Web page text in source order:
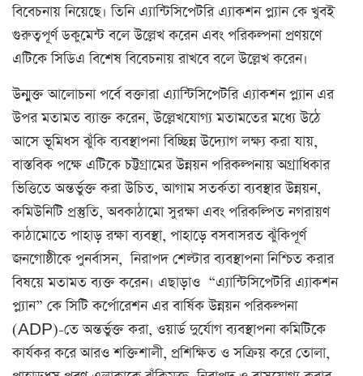
বিবেচনায় নিয়েছে। তিনি এ্যান্টিসিপেটরি এ্যাকশন প্ল্যান কে খুবই
গুরুত্বপূর্ণ ডকুমেন্ট বলে উল্লেখ করেন এবং পরিকল্পনা প্রণয়ণে
এটিকে সিডিএ বিশেষ বিবেচনায় রাখবে বলে উল্লেখ করেন।
উন্মুক্ত আলোচনা পর্বে বক্তারা এ্যান্টিসিপেটরি এ্যাকশন প্ল্যান এর
উপর মতামত ব্যাক্ত করেন, উল্লেখযোগ্য মতামতের মধ্যে উঠে
আসে ভূমিধস ঝুঁকি ব্যবস্থাপনা বিচ্ছিন্ন উদ্যোগ লক্ষ্য করা যায়,
বাস্তবিক পক্ষে এটিকে চট্টগ্রামের উন্নয়ন পরিকল্পনায় অগ্রাধিকার
ভিত্তিতে অন্তর্ভুক্ত করা উচিত, আগাম সতর্কতা ব্যবস্থার উন্নয়ন,
কমিউনিটি প্রস্তুতি, অবকাঠামো সুরক্ষা এবং পরিকল্পিত নগরায়ণ
কাঠামোতে পাহাড় রক্ষা ব্যবস্থা, পাহাড়ে বসবাসরত ঝুঁকিপূর্ণ
জনগোষ্ঠীকে পুনর্বাসন, নিরাপদ শেল্টার ব্যবস্থাপনা নিশ্চিত করার
বিষয়ে মতামত ব্যক্ত করেন। এছাড়াও “এ্যান্টিসিপেটরি এ্যাকশন
প্ল্যান” কে সিটি কর্পোরেশন এর বার্ষিক উন্নয়ন পরিকল্পনা
(ADP)-তে অন্তর্ভুক্ত করা, ওয়ার্ড দুর্যোগ ব্যবস্থাপনা কমিটিকে
কার্যকর করে আরও শক্তিশালী, প্রশিক্ষিত ও সক্রিয় করে তোলা,